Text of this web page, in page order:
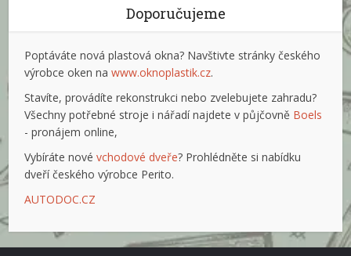
Doporučujeme
Poptáváte nová plastová okna? Navštivte stránky českého
výrobce oken nawww.oknoplastik.cz.
Stavíte, provádíte rekonstrukci nebo zvelebujete zahradu?
Všechny potřebné stroje i nářadí najdete v půjčovně Boels
- pronájem online,
Vybíráte novévchodové dveře? Prohlédněte si nabídku
dveří českého výrobce Perito.
AUTODOC.CZ